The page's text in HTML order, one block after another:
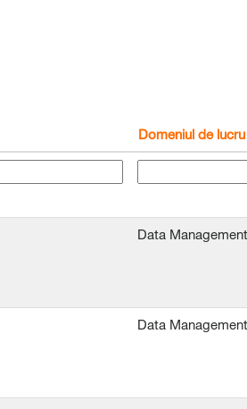
Domeniul de lucru
Data Management
Data Management